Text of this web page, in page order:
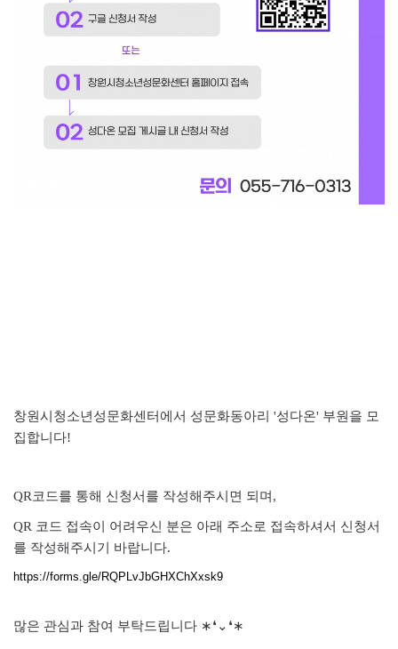
창원시청소년성문화센터에서 성문화동아리 '성다온' 부원을 모
집합니다!
QR코드를 통해 신청서를 작성해주시면 되며,
QR 코드 접속이 어려우신 분은 아래 주소로 접속하셔서 신청서
를 작성해주시기 바랍니다.
https://forms.gle/RQPLvJbGHXChXxsk9
많은 관심과 참여 부탁드립니다 ∗❛⌄❛∗